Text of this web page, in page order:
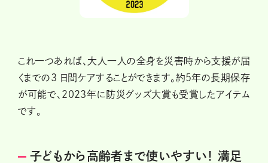
これ一つあれば、大人一人の全身を災害時から支援が届
くまでの3 日間ケアすることができます。約5年の長期保存
が可能で、2023年に防災グッズ大賞も受賞したアイテム
です。
子どもから高齢者まで使いやすい！ 満足